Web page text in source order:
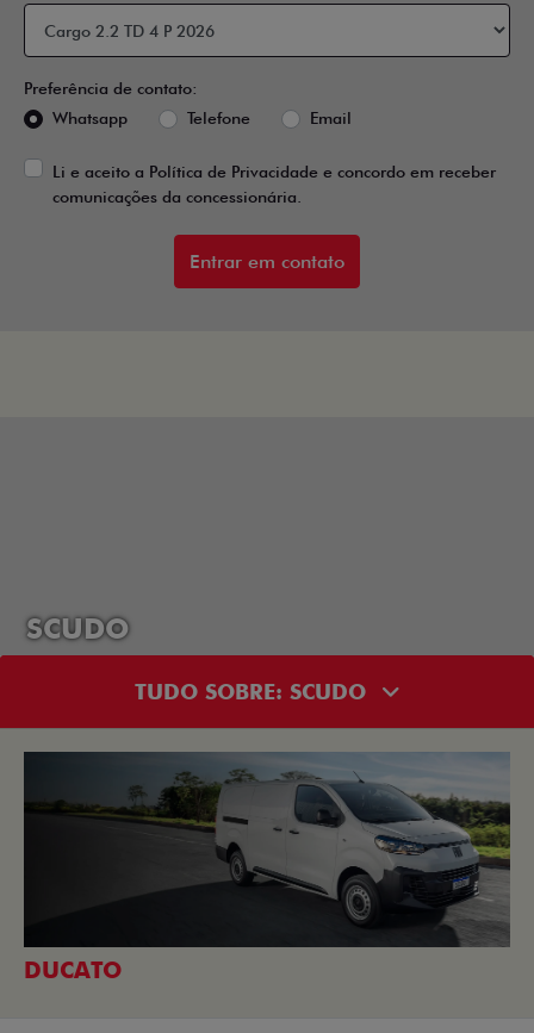
Preferência de contato:
Whatsapp
Telefone Email
Li e aceito a Política de Privacidade e concordo em receber
comunicações da concessionária.
Entrar em contato
SCUDO
TUDO SOBRE: SCUDO
DUCATO